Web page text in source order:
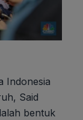
Indonesia
Said
bentuk